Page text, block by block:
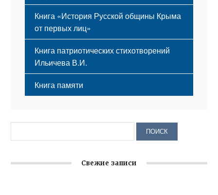
Книга «История Русской общины Крыма
от первых лиц»
Книга патриотических стихотворений
Ильичева В.И.
Книга памяти
Свежие записи